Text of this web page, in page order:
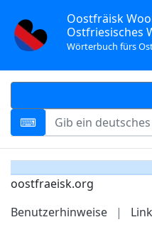
Oostfräisk
Ostfriesisches
Wörterbuch fürs
oostfraeisk.org
Benutzerhinweise
|